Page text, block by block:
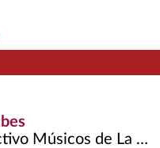
de La Orotava